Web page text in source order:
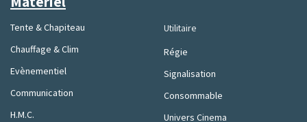
Utilitaire
Régie
Signalisation
Consommable
Univers Cinema
Tente & Chapiteau
Chauffage & Clim
Evènementiel
Communication
H.M.C.